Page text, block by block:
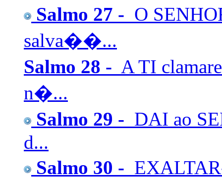
Salmo 27 - O
salva��...
Salmo 28 - A TI
n�...
Salmo 29 - DAI ao
d...
Salmo 30 -